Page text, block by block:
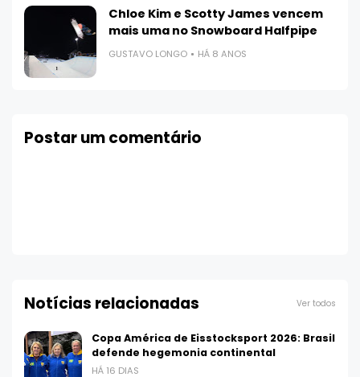
Chloe Kim e Scotty James vencem
mais uma no Snowboard Halfpipe
GUSTAVO LONGO HÁ 8 ANOS
Postar um comentário
Notícias relacionadas Ver todos
Copa América de Eisstocksport 2026: Brasil
defende hegemonia continental
HÁ 16 DIAS